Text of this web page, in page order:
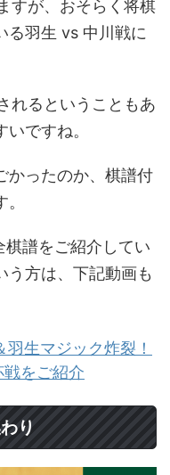
すが、おそらく将棋
る羽生 vs 中川戦に
れるということもあ
ですね。
かったのか、棋譜付
譜をご紹介してい
う方は、下記動画も
生マジック炸裂！
をご紹介
り